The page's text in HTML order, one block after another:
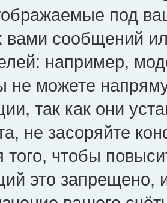
под
вами сообщений
например,
можете
так как они
не засоряйте
того, чтобы
это запрещено,